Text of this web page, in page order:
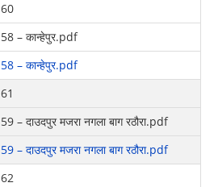
60
58 – कान्हेपुर.pdf
58 – कान्हेपुर.pdf
61
59 – दाउदपुर मजरा नगला बाग रठौरा.pdf
59 – दाउदपुर मजरा नगला बाग रठौरा.pdf
62